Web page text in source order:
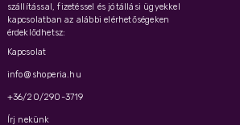
szállítással, fizetéssel és jótállási ügyekkel
kapcsolatban az alábbi elérhetőségeken
érdeklődhetsz:
Kapcsolat
info@shoperia.hu
+36/20/290-3719
Írj nekünk